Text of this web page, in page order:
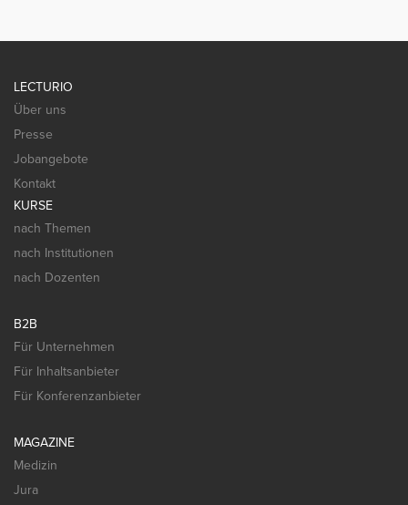
LECTURIO
Über uns
Presse
Jobangebote
Kontakt
KURSE
nach Themen
nach Institutionen
nach Dozenten
B2B
Für Unternehmen
Für Inhaltsanbieter
Für Konferenzanbieter
MAGAZINE
Medizin
Jura